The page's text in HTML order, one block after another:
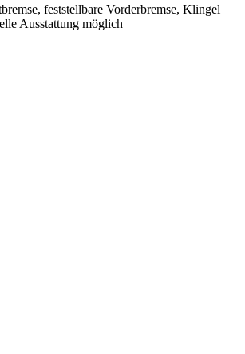
feststellbare Vorderbremse, Klingel
Ausstattung möglich